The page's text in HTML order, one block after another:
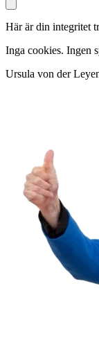
Här är din integritet
Inga cookies. Ingen
Ursula von der